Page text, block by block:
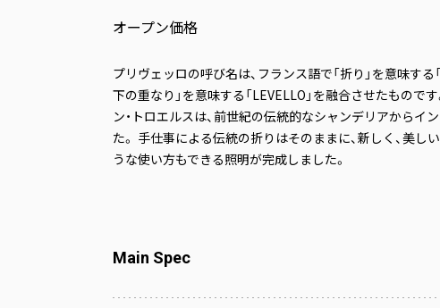
オープン価格
プリヴェッロの呼び名は、フランス語で「折り」を意味する
下の重なり」を意味する「LEVELLO」を融合させたもので
ン・トロエルスは、前世紀の伝統的なシャンデリアからイ
た。 手仕事による伝統の折りはそのままに、新しく、美し
うな使い方もできる照明が完成しました。
Main Spec